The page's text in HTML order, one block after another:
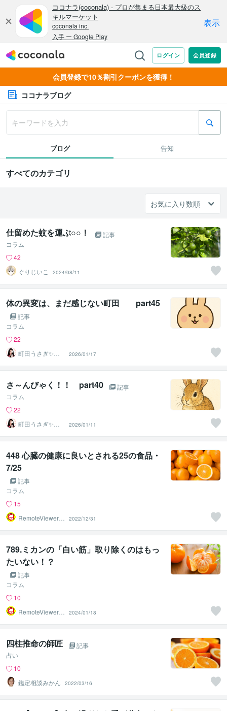
会員登録で10％割引クーポンを獲得！
ココナラブログ
ブログ 告知
すべてのカテゴリ
仕留めた蚊を運ぶ○○！
記事
コラム
42
ぐりじいこ
2024/08/11
体の異変は、まだ感じない町田 part45
記事
コラム
22
町田うさぎ✨閃
光の幸せ届け人
♡怪談師⛩️
2026/01/17
さ～んびゃく！！ part40
記事
コラム
22
町田うさぎ✨閃
光の幸せ届け人
♡怪談師⛩️
2026/01/11
448 心臓の健康に良いとされる25の食品・
7/25
記事
コラム
15
RemoteViewer導
2022/12/31
789.ミカンの「白い筋」取り除くのはもっ
たいない！？
記事
コラム
10
RemoteViewer導
2024/01/18
四柱推命の師匠
記事
占い
10
鑑定相談みかん
2022/03/16